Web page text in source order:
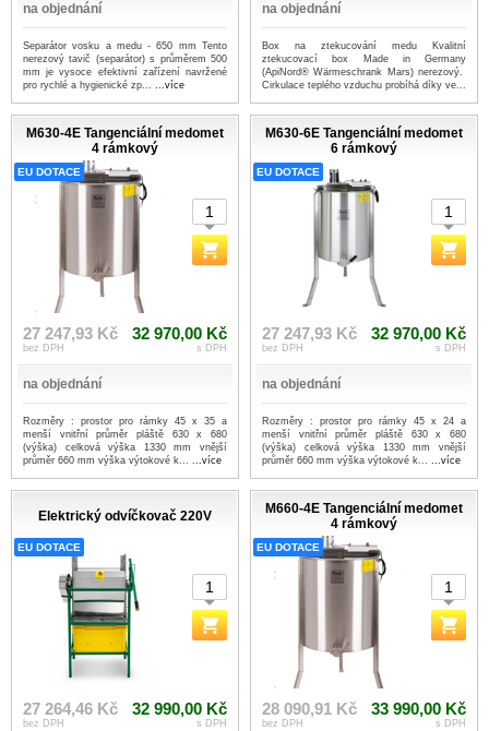
na objednání
Separátor vosku a medu - 650 mm Tento
nerezový tavič (separátor) s průměrem 500
mm je vysoce efektivní zařízení navržené
pro rychlé a hygienické zp... ...více
na objednání
Box na ztekucování medu Kvalitní
ztekucovací box Made in Germany
(ApiNord® Wärmeschrank Mars) nerezový.
Cirkulace teplého vzduchu probíhá díky ve...
M630-4E Tangenciální medomet
4 rámkový
EU DOTACE
27 247,93 Kč
bez DPH
32 970,00 Kč
s DPH
na objednání
Rozměry : prostor pro rámky 45 x 35 a
menší vnitřní průměr pláště 630 x 680
(výška) celková výška 1330 mm vnější
průměr 660 mm výška výtokové k... ...více
M630-6E Tangenciální medomet
6 rámkový
EU DOTACE
27 247,93 Kč
bez DPH
32 970,00 Kč
s DPH
na objednání
Rozměry : prostor pro rámky 45 x 24 a
menší vnitřní průměr pláště 630 x 680
(výška) celková výška 1330 mm vnější
průměr 660 mm výška výtokové k... ...více
Elektrický odvíčkovač 220V
EU DOTACE
27 264,46 Kč
bez DPH
32 990,00 Kč
s DPH
M660-4E Tangenciální medomet
4 rámkový
EU DOTACE
28 090,91 Kč
bez DPH
33 990,00 Kč
s DPH